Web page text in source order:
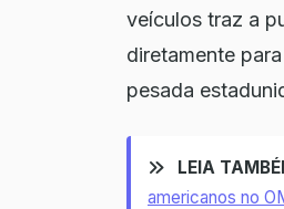
veículos traz a
diretamente
pesada
LEIA
americanos no